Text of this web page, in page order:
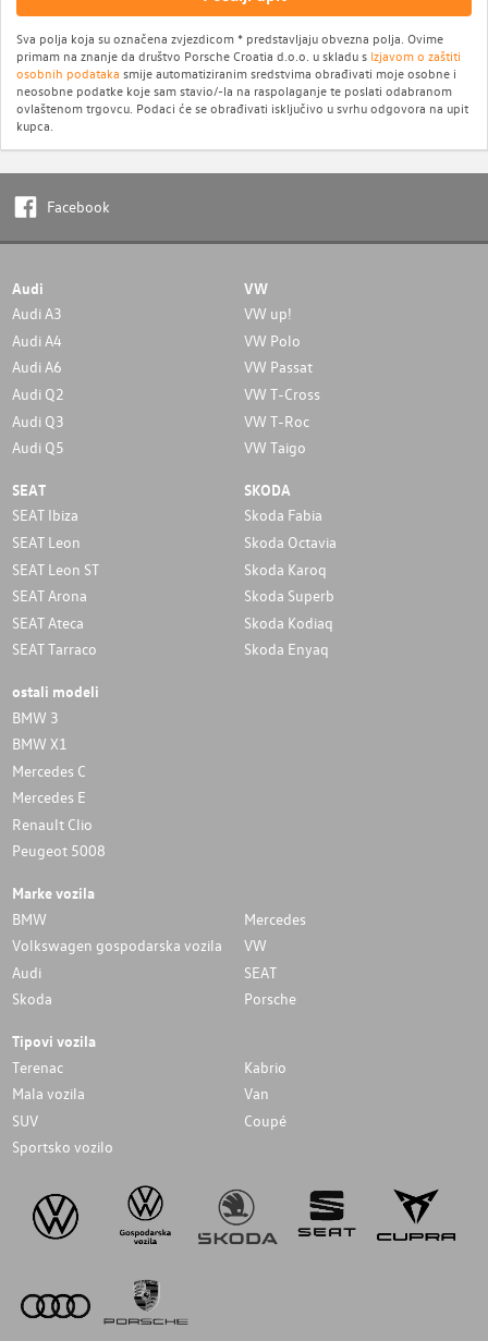
Sva polja koja su označena zvjezdicom * predstavljaju obvezna polja. Ovime
primam na znanje da društvo Porsche Croatia d.o.o. u skladu s Izjavom o zaštiti
osobnih podataka smije automatiziranim sredstvima obrađivati moje osobne i
neosobne podatke koje sam stavio/-la na raspolaganje te poslati odabranom
ovlaštenom trgovcu. Podaci će se obrađivati isključivo u svrhu odgovora na upit
kupca.
Facebook
Audi
Audi A3
Audi A4
Audi A6
Audi Q2
Audi Q3
Audi Q5
VW
VW up!
VW Polo
VW Passat
VW T-Cross
VW T-Roc
VW Taigo
SEAT
SEAT Ibiza
SEAT Leon
SEAT Leon ST
SEAT Arona
SEAT Ateca
SEAT Tarraco
SKODA
Skoda Fabia
Skoda Octavia
Skoda Karoq
Skoda Superb
Skoda Kodiaq
Skoda Enyaq
ostali modeli
BMW 3
BMW X1
Mercedes C
Mercedes E
Renault Clio
Peugeot 5008
Marke vozila
BMW
Mercedes
Volkswagen gospodarska vozila
VW
Audi
SEAT
Skoda
Porsche
Tipovi vozila
Terenac
Kabrio
Mala vozila
Van
SUV
Coupé
Sportsko vozilo